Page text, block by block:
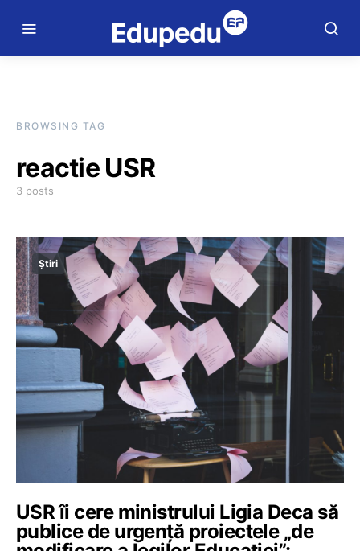
BROWSING TAG
reactie USR
3 posts
Știri
USR îi cere ministrului Ligia Deca să
publice de urgență proiectele „de